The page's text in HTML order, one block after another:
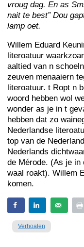
vroug dag. En as
nait te best” Dou
lamp oet.
Willem Eduard
literoatuur
aaltied van n
zeuven menaaiern
literoatuur. t Ropt n
woord hebben wol
wonder as je in t
hebben dat zo
Nederlandse
top van de
Nederlands
de Mérode. (As je in
waal roakt). Willem
komen.
Verhoalen